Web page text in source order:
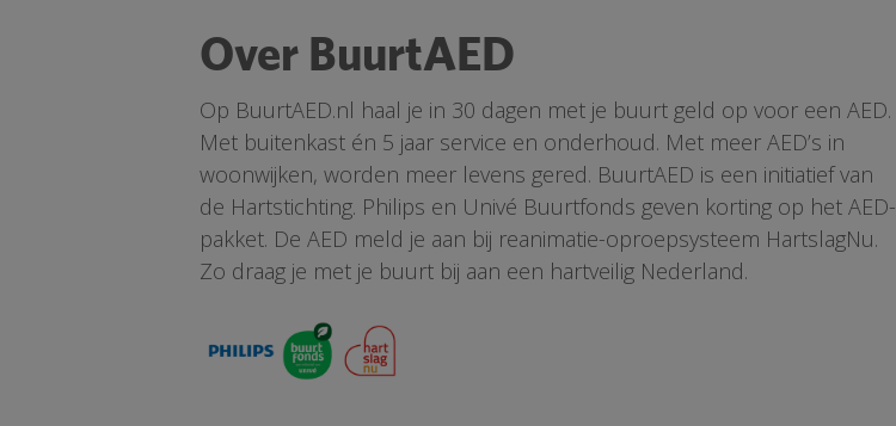
Over BuurtAED
Op BuurtAED.nl haal je in 30 dagen met je buurt geld op voor een AED.
Met buitenkast én 5 jaar service en onderhoud. Met meer AED’s in
woonwijken, worden meer levens gered. BuurtAED is een initiatief van
de Hartstichting. Philips en Univé Buurtfonds geven korting op het AED-
pakket. De AED meld je aan bij reanimatie-oproepsysteem HartslagNu.
Zo draag je met je buurt bij aan een hartveilig Nederland.